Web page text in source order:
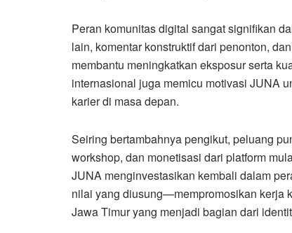
Peran komunitas digital sangat signifikan
lain, komentar konstruktif dari penonton,
membantu meningkatkan eksposur serta
internasional juga memicu motivasi JUNA
karier di masa depan.
Seiring bertambahnya pengikut, peluang
workshop, dan monetisasi dari platform
JUNA menginvestasikan kembali dalam
nilai yang diusung—mempromosikan kerja
Jawa Timur yang menjadi bagian dari